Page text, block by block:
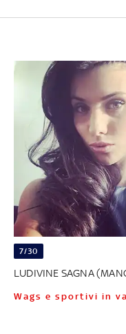
7/30
LUDIVINE SAGNA
Wags e sportivi in